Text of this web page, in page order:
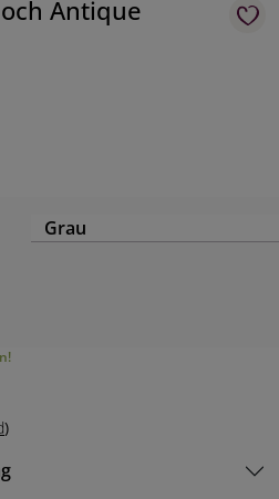
Antique
Grau
)